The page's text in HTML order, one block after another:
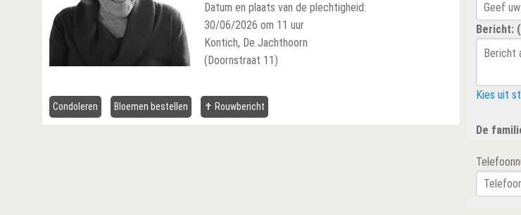
Datum en plaats van de plechtigheid:
30/06/2026 om 11 uur
Kontich, De Jachthoorn
(Doornstraat 11)
Condoleren Bloemen bestellen ✝ Rouwbericht
Bericht:
Kies uit
De